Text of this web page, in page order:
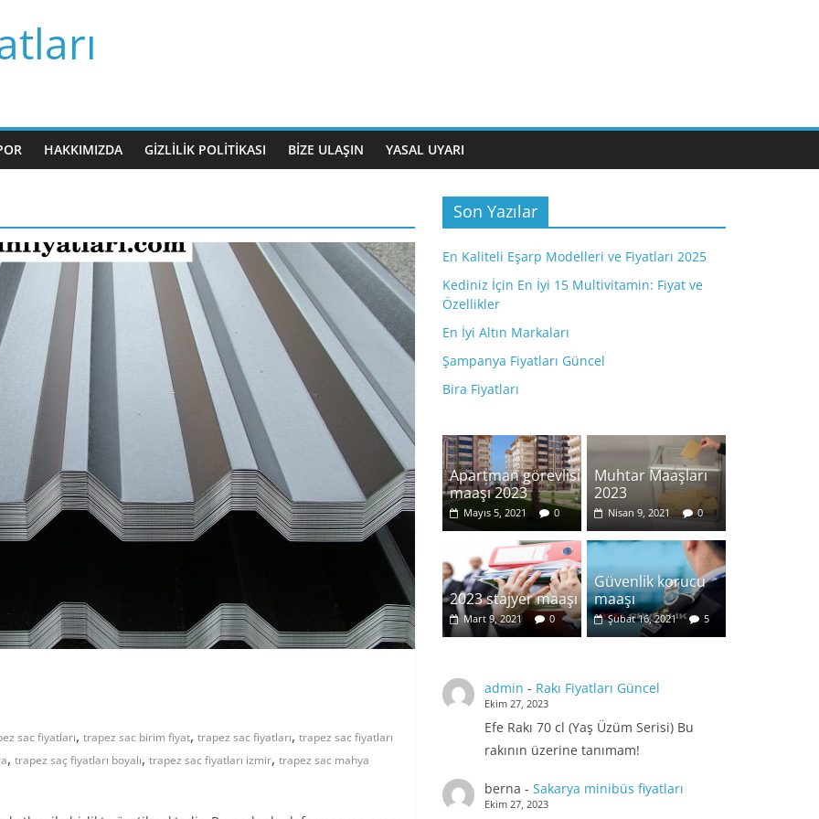
HAKKIMIZDA GIZLILIK POLITIKASI BIZE ULAŞIN YASAL UYARI
sac fiyatları, trapez sac birim fiyat, trapez sac fiyatları, trapez sac fiyatları
, trapez saç fiyatları boyalı, trapez sac fiyatları izmir, trapez sac mahya
Son Yazılar
En Kaliteli Eşarp Modelleri ve Fiyatları 2025
Kediniz İçin En İyi 15 Multivitamin: Fiyat ve
Özellikler
En İyi Altın Markaları
Şampanya Fiyatları Güncel
Bira Fiyatları
Apartman görevlisi
maaşı 2023
Mayıs 5, 2021 0
Muhtar Maaşları
2023
Nisan 9, 2021 0
2023 stajyer maaşı
Mart 9, 2021 0
Güvenlik korucu
maaşı
Şubat 16, 2021 5
admin - Rakı Fiyatları Güncel
Ekim 27, 2023
Efe Rakı 70 cl (Yaş Üzüm Serisi) Bu
rakının üzerine tanımam!
berna - Sakarya minibüs fiyatları
Ekim 27, 2023